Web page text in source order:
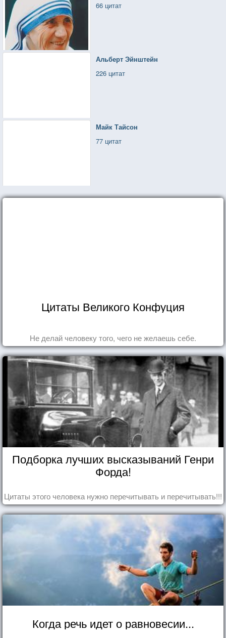
66 цитат
Альберт Эйнштейн
226 цитат
Майк Тайсон
77 цитат
Цитаты Великого Конфуция
Не делай человеку того, чего не желаешь себе.
Подборка лучших высказываний Генри
Форда!
Цитаты этого человека нужно перечитывать и перечитывать!!!
Когда речь идет о равновесии...